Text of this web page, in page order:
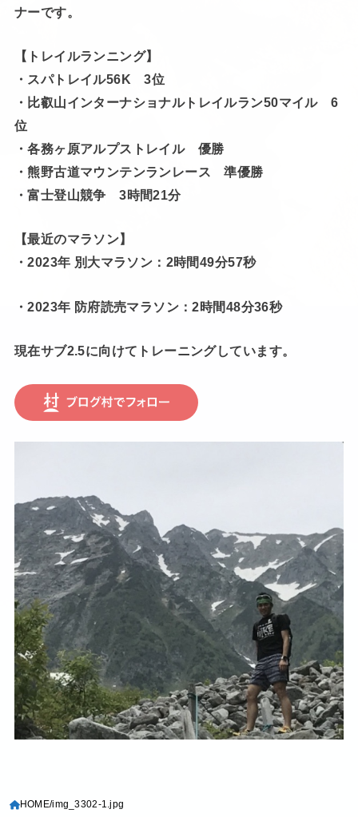
ナーです。
【トレイルランニング】
・スパトレイル56K 3位
・比叡山インターナショナルトレイルラン50マイル 6
位
・各務ヶ原アルプストレイル 優勝
・熊野古道マウンテンランレース 準優勝
・富士登山競争 3時間21分
【最近のマラソン】
・2023年 別大マラソン：2時間49分57秒
・2023年 防府読売マラソン：2時間48分36秒
現在サブ2.5に向けてトレーニングしています。
HOME img_3302-1.jpg